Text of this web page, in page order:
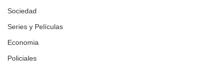
Sociedad
Series y Películas
Economia
Policiales